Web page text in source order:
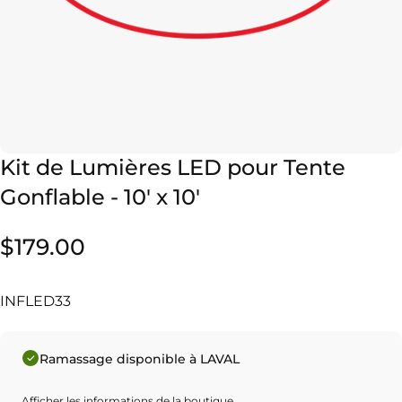
Kit de Lumières LED pour Tente
Gonflable - 10' x 10'
$179.00
INFLED33
Ramassage disponible à LAVAL